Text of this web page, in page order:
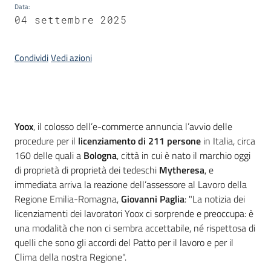
Newsletter
Seguici
su
Data:
04 settembre 2025
CondividiVedi azioni
Introduzione
Yoox, il colosso dell’e-commerce annuncia l’avvio delle
procedure per il licenziamento di 211 persone in Italia, circa
160 delle quali a Bologna, città in cui è nato il marchio oggi
di proprietà di proprietà dei tedeschi Mytheresa, e
immediata arriva la reazione dell’assessore al Lavoro della
Regione Emilia-Romagna,Giovanni Paglia: "La notizia dei
licenziamenti dei lavoratori Yoox ci sorprende e preoccupa: è
una modalità che non ci sembra accettabile, né rispettosa di
quelli che sono gli accordi del Patto per il lavoro e per il
Clima della nostra Regione".